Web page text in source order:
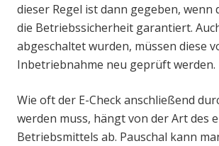
dieser Regel ist dann gegeben, wenn
die Betriebssicherheit garantiert.
abgeschaltet wurden, müssen diese
Inbetriebnahme neu geprüft werden.
Wie oft der E-Check anschließend
werden muss, hängt von der Art des
Betriebsmittels ab. Pauschal kann